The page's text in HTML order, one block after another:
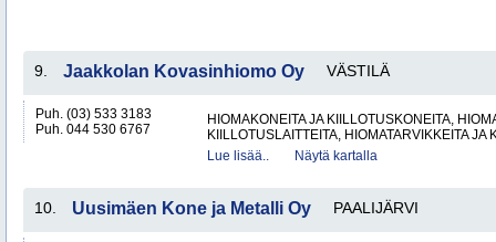
9. Jaakkolan Kovasinhiomo Oy VÄSTILÄ
Puh. (03) 533 3183
Puh. 044 530 6767
HIOMAKONEITA JA KIILLOTUSKONEITA,
KIILLOTUSLAITTEITA, HIOMATARVIKKEITA JA
Lue lisää..
Näytä kartalla
10. Uusimäen Kone ja Metalli Oy PAALIJÄRVI